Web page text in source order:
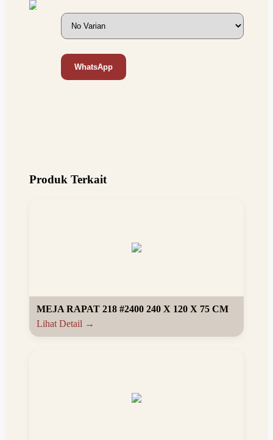
WhatsApp
Produk Terkait
MEJA RAPAT 218 #2400 240 X 120 X 75 CM
Lihat Detail →